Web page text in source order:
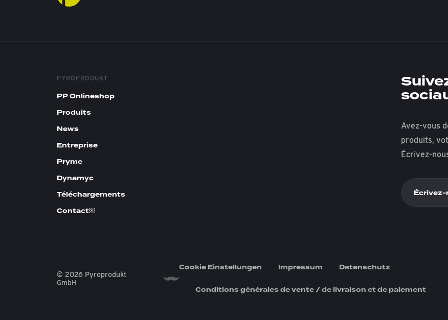
PYROPRODUKT
PP Onlineshop
Produits
News
Entreprise
Pryme
Dynamyc
Téléchargements
Contact￼
Avez-vous
produits,
Écrivez-
© 2026 Pyroprodukt
GmbH
Cookie Einstellungen Impressum Datenschutz
Conditions générales de vente / de livraison et de paiement